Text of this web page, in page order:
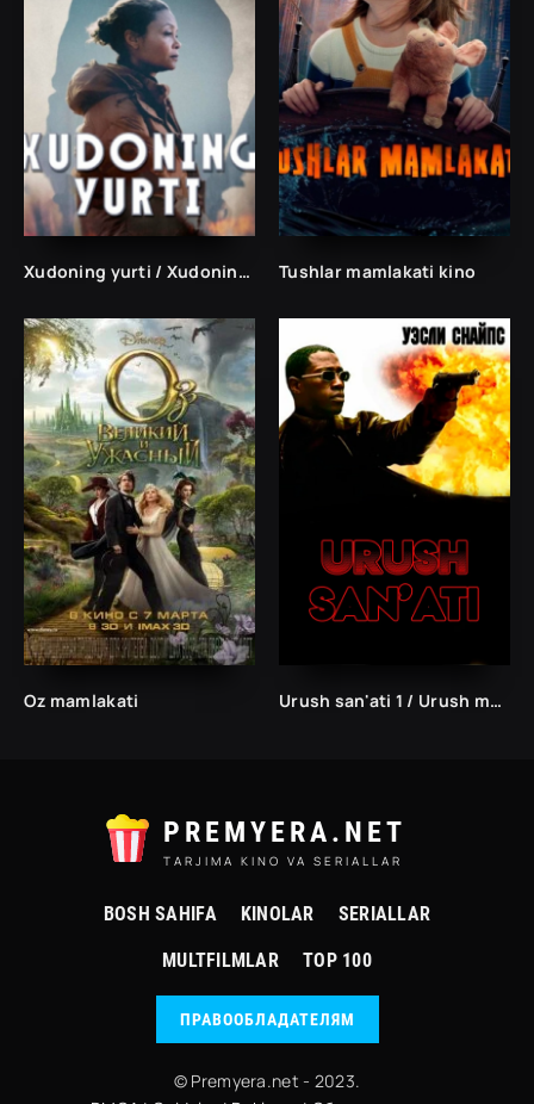
Xudoning yurti / Xudoning mamlakati kino Tushlar mamlakati kino
Oz mamlakati Urush san'ati 1 / Urush maxorati 1 Uzbek tilida O'zbekcha 2000 tarjima kino HD skachat
PREMYERA.NET
TARJIMA KINO VA SERIALLAR
BOSH SAHIFA KINOLAR SERIALLAR
MULTFILMLAR TOP 100
ПРАВООБЛАДАТЕЛЯМ
© Premyera.net - 2023.